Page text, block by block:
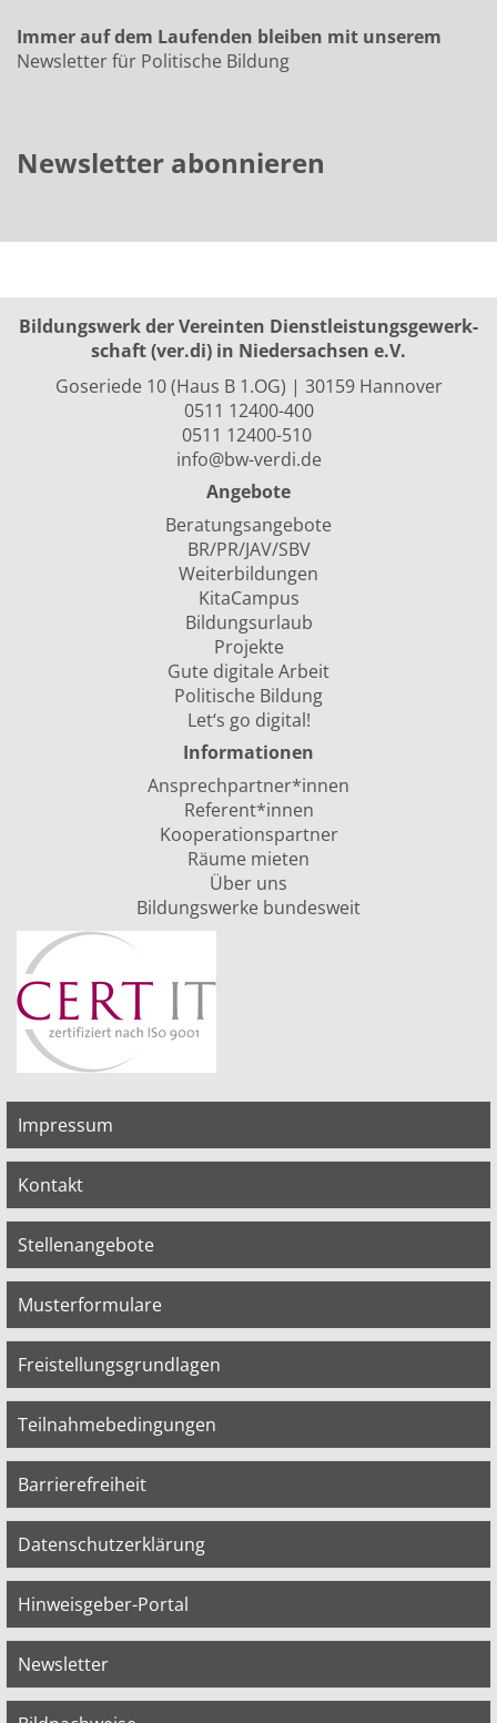
Immer auf dem Laufenden bleiben mit unserem
Newsletter für Politische Bildung
Newsletter abonnieren
Bildungswerk der Vereinten Dienst­leis­tungs­ge­werk­
schaft (ver.di) in Niedersachsen e.V.
Goseriede 10 (Haus B 1.OG) | 30159 Hannover
0511 12400-400
0511 12400-510
info@bw-verdi.de
Angebote
Beratungsangebote
BR/PR/JAV/SBV
Weiterbildungen
KitaCampus
Bildungsurlaub
Projekte
Gute digitale Arbeit
Politische Bildung
Let‘s go digital!
Informationen
Ansprechpartner*innen
Referent*innen
Kooperationspartner
Räume mieten
Über uns
Bildungswerke bundesweit
Impressum
Kontakt
Stellenangebote
Musterformulare
Freistellungsgrundlagen
Teilnahmebedingungen
Barrierefreiheit
Datenschutzerklärung
Hinweisgeber-Portal
Newsletter